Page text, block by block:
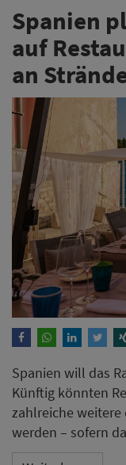
Spanien
auf
an
Spanien will das
Künftig könnten
zahlreiche
werden – sofern